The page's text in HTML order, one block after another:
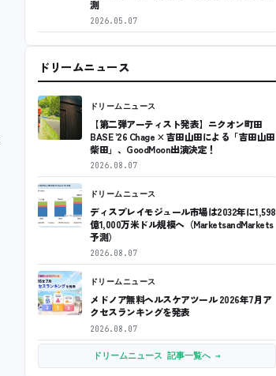
測
2026.05.07
ドリームニュース
ドリームニュース
【第二弾アーティスト発表】ニクオン町田
BASE ’26 Chage × 吉田山田による「吉田山田
柴田」、GoodMoon出演決定！
2026.08.07
ドリームニュース
ディスプレイモジュール市場は2032年に1,598
億1,000万米ドル規模へ（MarketsandMarkets
予測）
2026.08.07
ドリームニュース
メドノア無料ヘルスケアツール 2026年7月ア
クセスランキングを発表
2026.08.07
ドリームニュース 記事一覧へ →